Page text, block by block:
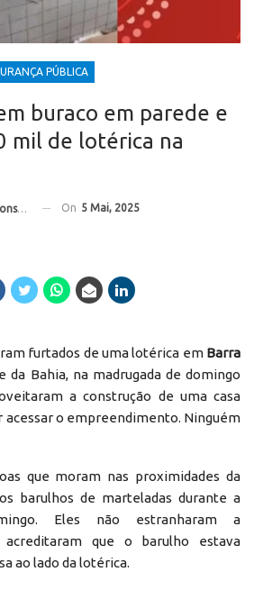
PÚBLICA
buraco em parede e
mil de lotérica na
On 5 Mai, 2025
furtados de uma lotérica em Barra
da Bahia, na madrugada de domingo
a construção de uma casa
acessar o empreendimento. Ninguém
que moram nas proximidades da
barulhos de marteladas durante a
Eles não estranharam a
acreditaram que o barulho estava
ao lado da lotérica.